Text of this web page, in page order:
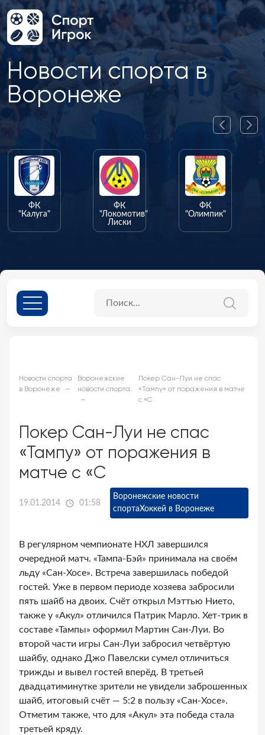
Новости спорта в
Воронеже
ФК
"Калуга"
ФК
"Локомотив"
Лиски
ФК
"Олимпик"
Новости спорта
в Воронеже
Воронежские
новости спорта
Покер Сан-Луи не спас
«Тампу» от поражения в матче
с «С
Покер Сан-Луи не спас
«Тампу» от поражения в
матче с «С
19.01.2014 01:58
Воронежские новости
спортаХоккей в Воронеже
В регулярном чемпионате НХЛ завершился
очередной матч. «Тампа-Бэй» принимала на своём
льду «Сан-Хосе». Встреча завершилась победой
гостей. Уже в первом периоде хозяева забросили
пять шайб на двоих. Счёт открыл Мэттью Нието,
также у «Акул» отличился Патрик Марло. Хет-трик в
составе «Тампы» оформил Мартин Сан-Луи. Во
второй части игры Сан-Луи забросил четвёртую
шайбу, однако Джо Павелски сумел отличиться
трижды и вывел гостей вперёд. В третьей
двадцатиминутке зрители не увидели заброшенных
шайб, итоговый счёт — 5:2 в пользу «Сан-Хосе».
Отметим также, что для «Акул» эта победа стала
третьей кряду.